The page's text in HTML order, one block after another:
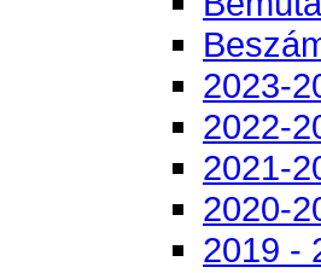
2023-
2022-
2021-
2020-
2019 -